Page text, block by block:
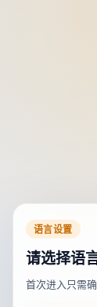
语言设置
请选择语
首次进入只需